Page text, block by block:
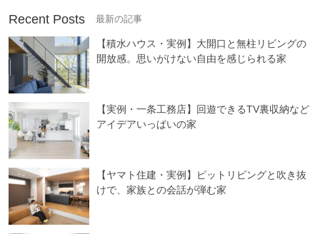
Recent Posts
【積水ハウス・実例】大開口と無柱リビングの
開放感。思いがけない自由を感じられる家
【実例・一条工務店】回遊できるTV裏収納など
アイデアいっぱいの家
【ヤマト住建・実例】ピットリビングと吹き抜
けで、家族との会話が弾む家